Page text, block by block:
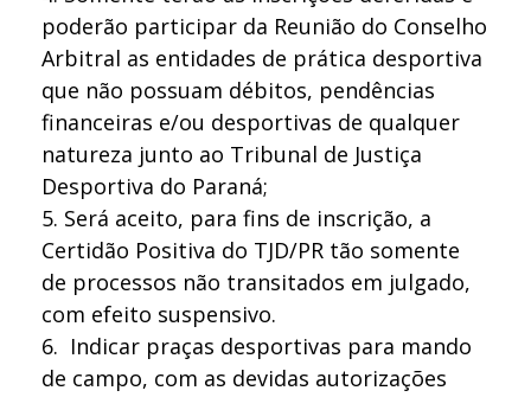
poderão participar da Reunião do Conselho
Arbitral as entidades de prática desportiva
que não possuam débitos, pendências
financeiras e/ou desportivas de qualquer
natureza junto ao Tribunal de Justiça
Desportiva do Paraná;
5. Será aceito, para fins de inscrição, a
Certidão Positiva do TJD/PR tão somente
de processos não transitados em julgado,
com efeito suspensivo.
6. Indicar praças desportivas para mando
de campo, com as devidas autorizações